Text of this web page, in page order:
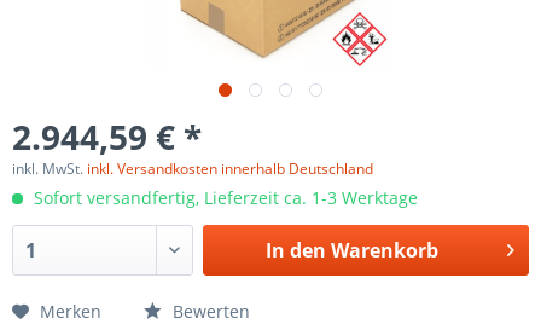
2.944,59 € *
inkl. MwSt. inkl. Versandkosten innerhalb Deutschland
Sofort versandfertig, Lieferzeit ca. 1-3 Werktage
In den Warenkorb
Merken Bewerten